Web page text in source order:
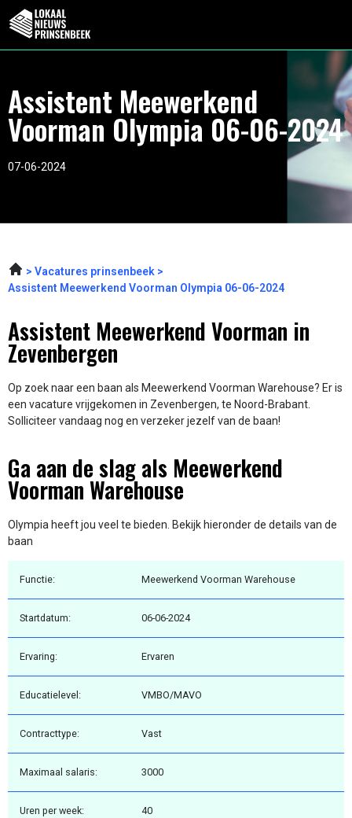
Assistent Meewerkend
Voorman Olympia 06-06-2024
07-06-2024
Vacatures prinsenbeek
Assistent Meewerkend Voorman Olympia 06-06-2024
Assistent Meewerkend Voorman in
Zevenbergen
Op zoek naar een baan als Meewerkend Voorman Warehouse? Er is
een vacature vrijgekomen in Zevenbergen, te Noord-Brabant.
Solliciteer vandaag nog en verzeker jezelf van de baan!
Ga aan de slag als Meewerkend
Voorman Warehouse
Olympia heeft jou veel te bieden. Bekijk hieronder de details van de
baan
Functie: Meewerkend Voorman Warehouse
Startdatum: 06-06-2024
Ervaring: Ervaren
Educatielevel: VMBO/MAVO
Contracttype: Vast
Maximaal salaris: 3000
Uren per week: 40